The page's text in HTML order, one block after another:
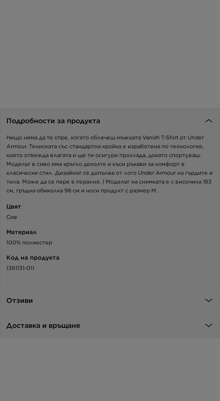
Подробности за продукта
Нищо няма да те спре, когато облечеш мъжката Vanish T-Shirt от Under
Armour. Тениската със стандартна кройка е изработена по технология,
която отвежда влагата и ще ти осигури прохлада, докато спортуваш.
Моделът в сиво има кръгло деколте и къси ръкави за комфорт в
класически стил. Дизайнът се допълва от лого Under Armour на гърдите и
тила. Може да се пере в пералня. | Моделът на снимката е с височина 183
см, гръдна обиколка 98 см и носи продукт с размер M.
Цвят
Сив
Материал
100% полиестер
Код на продукта
1361131-011
Отзиви
Доставка и връщане